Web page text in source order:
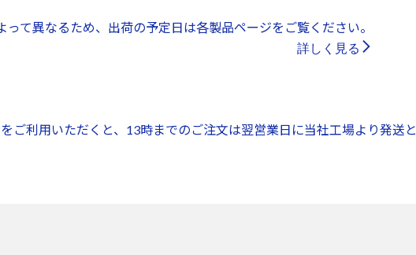
て異なるため、出荷の予定日は各製品ページをご覧ください。
詳しく見る
ご利用いただくと、13時までのご注文は翌営業日に当社工場より発